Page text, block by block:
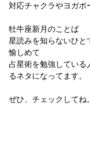
対応チャクラやヨガポ
牡牛座新月のことば
星読みを知らないひと
愉しめて
占星術を勉強している
るネタになってます。
ぜひ、チェックしてね。